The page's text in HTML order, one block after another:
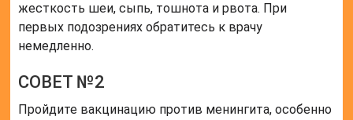
жесткость шеи, сыпь, тошнота и рвота. При
первых подозрениях обратитесь к врачу
немедленно.
СОВЕТ №2
Пройдите вакцинацию против менингита, особенно